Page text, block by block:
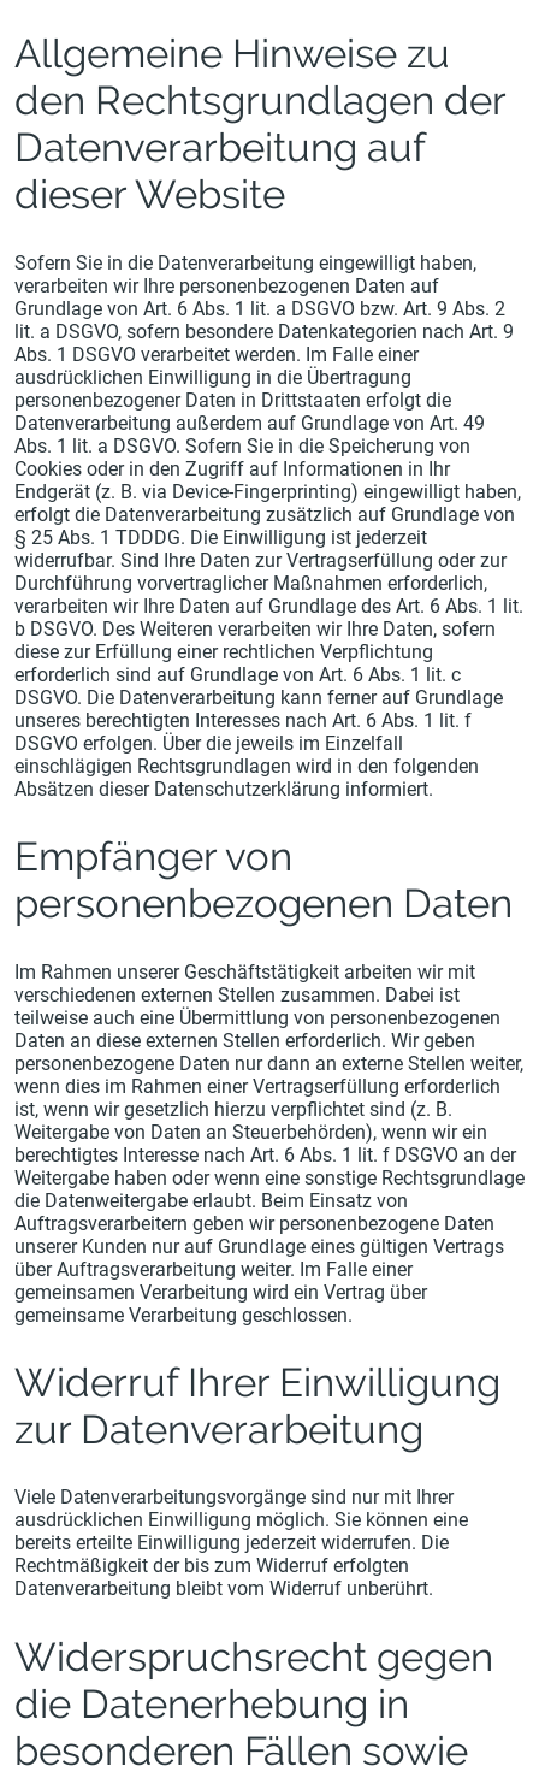
Allgemeine Hinweise zu
den Rechtsgrundlagen der
Datenverarbeitung auf
dieser Website
Sofern Sie in die Datenverarbeitung eingewilligt haben,
verarbeiten wir Ihre personenbezogenen Daten auf
Grundlage von Art. 6 Abs. 1 lit. a DSGVO bzw. Art. 9 Abs. 2
lit. a DSGVO, sofern besondere Datenkategorien nach Art. 9
Abs. 1 DSGVO verarbeitet werden. Im Falle einer
ausdrücklichen Einwilligung in die Übertragung
personenbezogener Daten in Drittstaaten erfolgt die
Datenverarbeitung außerdem auf Grundlage von Art. 49
Abs. 1 lit. a DSGVO. Sofern Sie in die Speicherung von
Cookies oder in den Zugriff auf Informationen in Ihr
Endgerät (z. B. via Device-Fingerprinting) eingewilligt haben,
erfolgt die Datenverarbeitung zusätzlich auf Grundlage von
§ 25 Abs. 1 TDDDG. Die Einwilligung ist jederzeit
widerrufbar. Sind Ihre Daten zur Vertragserfüllung oder zur
Durchführung vorvertraglicher Maßnahmen erforderlich,
verarbeiten wir Ihre Daten auf Grundlage des Art. 6 Abs. 1 lit.
b DSGVO. Des Weiteren verarbeiten wir Ihre Daten, sofern
diese zur Erfüllung einer rechtlichen Verpflichtung
erforderlich sind auf Grundlage von Art. 6 Abs. 1 lit. c
DSGVO. Die Datenverarbeitung kann ferner auf Grundlage
unseres berechtigten Interesses nach Art. 6 Abs. 1 lit. f
DSGVO erfolgen. Über die jeweils im Einzelfall
einschlägigen Rechtsgrundlagen wird in den folgenden
Absätzen dieser Datenschutzerklärung informiert.
Empfänger von
personenbezogenen Daten
Im Rahmen unserer Geschäftstätigkeit arbeiten wir mit
verschiedenen externen Stellen zusammen. Dabei ist
teilweise auch eine Übermittlung von personenbezogenen
Daten an diese externen Stellen erforderlich. Wir geben
personenbezogene Daten nur dann an externe Stellen weiter,
wenn dies im Rahmen einer Vertragserfüllung erforderlich
ist, wenn wir gesetzlich hierzu verpflichtet sind (z. B.
Weitergabe von Daten an Steuerbehörden), wenn wir ein
berechtigtes Interesse nach Art. 6 Abs. 1 lit. f DSGVO an der
Weitergabe haben oder wenn eine sonstige Rechtsgrundlage
die Datenweitergabe erlaubt. Beim Einsatz von
Auftragsverarbeitern geben wir personenbezogene Daten
unserer Kunden nur auf Grundlage eines gültigen Vertrags
über Auftragsverarbeitung weiter. Im Falle einer
gemeinsamen Verarbeitung wird ein Vertrag über
gemeinsame Verarbeitung geschlossen.
Widerruf Ihrer Einwilligung
zur Datenverarbeitung
Viele Datenverarbeitungsvorgänge sind nur mit Ihrer
ausdrücklichen Einwilligung möglich. Sie können eine
bereits erteilte Einwilligung jederzeit widerrufen. Die
Rechtmäßigkeit der bis zum Widerruf erfolgten
Datenverarbeitung bleibt vom Widerruf unberührt.
Widerspruchsrecht gegen
die Datenerhebung in
besonderen Fällen sowie